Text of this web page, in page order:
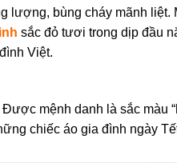
lượng, bùng cháy mãnh
sắc đỏ tươi trong dịp đầu
Việt.
mệnh danh là sắc màu
chiếc áo gia đình ngày